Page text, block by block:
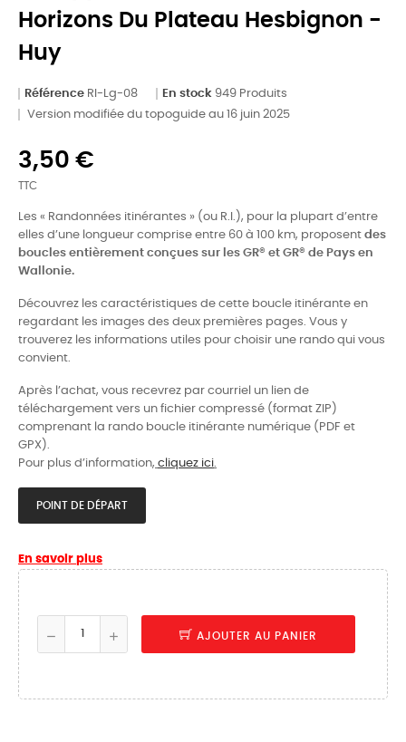
Horizons Du Plateau Hesbignon -
Huy
Référence RI-Lg-08 En stock 949 Produits
Version modifiée du topoguide au 16 juin 2025
3,50 €
TTC
Les « Randonnées itinérantes » (ou R.I.), pour la plupart d’entre
elles d’une longueur comprise entre 60 à 100 km, proposent des
boucles entièrement conçues sur les GR® et GR® de Pays en
Wallonie.
Découvrez les caractéristiques de cette boucle itinérante en
regardant les images des deux premières pages. Vous y
trouverez les informations utiles pour choisir une rando qui vous
convient.
Après l’achat, vous recevrez par courriel un lien de
téléchargement vers un fichier compressé (format ZIP)
comprenant la rando boucle itinérante numérique (PDF et
GPX).
Pour plus d’information, cliquez ici
POINT DE DÉPART
En savoir plus
AJOUTER AU PANIER